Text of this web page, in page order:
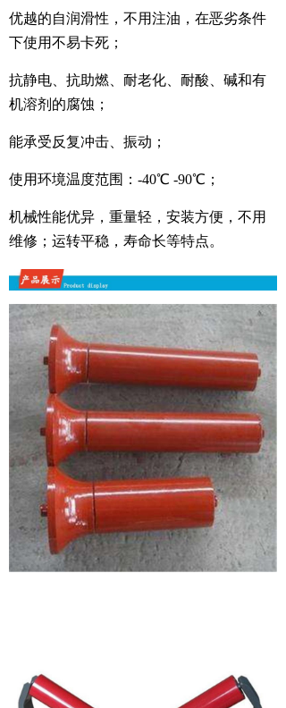
优越的自润滑性，不用注油，在恶劣条件
下使用不易卡死；
抗静电、抗助燃、耐老化、耐酸、碱和有
机溶剂的腐蚀；
能承受反复冲击、振动；
使用环境温度范围：-40℃ -90℃；
机械性能优异，重量轻，安装方便，不用
维修；运转平稳，寿命长等特点。